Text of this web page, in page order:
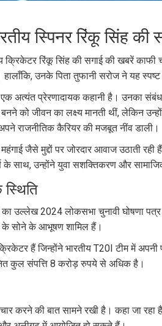
स्पिनर रिंकू सिंह की
क्रिकेटर रिंकू सिंह की सगाई की खबरें काफी
हालाँकि, उनके पिता तुफानी सरोज ने यह
अत्यंत प्रेरणादायक कहानी है। उनका
को जीवन का लक्ष्य मानती थीं, लेकिन
राजनीतिक कैरियर की मजबूत नींव डाली।
महंगाई जैसे मुद्दों पर जोरदार आवाज उठाती
साथ, उन्होंने युवा सशक्तिकरण और
स्थिति
का उल्लेख 2024 लोकसभा चुनावी
सोने के आभूषण शामिल हैं।
हैं जिन्होंने भारतीय T20I टीम में
कुल संपत्ति 8 करोड़ रुपये से अधिक है।
विचार करने की बात सामने रखी है। कहा